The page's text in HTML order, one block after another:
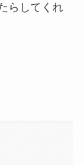
らしてくれ